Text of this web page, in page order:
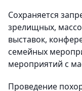
Сохраняется
зрелищных,
выставок,
семейных
мероприятий с
Проведение